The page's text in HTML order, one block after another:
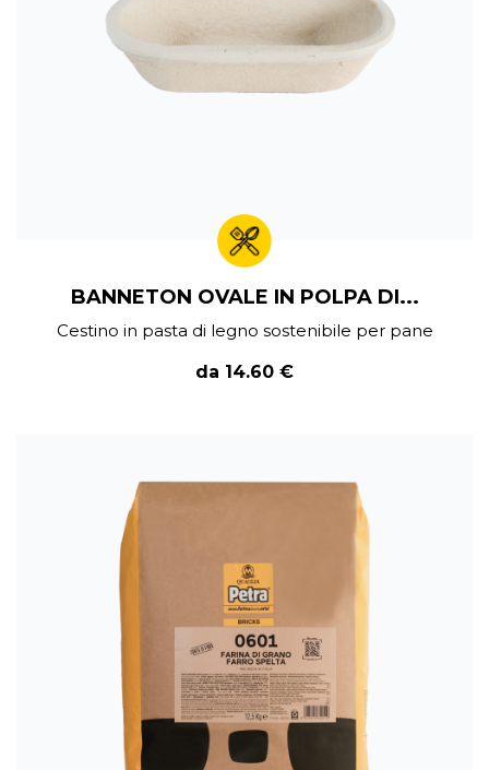
BANNETON OVALE IN POLPA DI...
Cestino in pasta di legno sostenibile per pane
da 14.60 €